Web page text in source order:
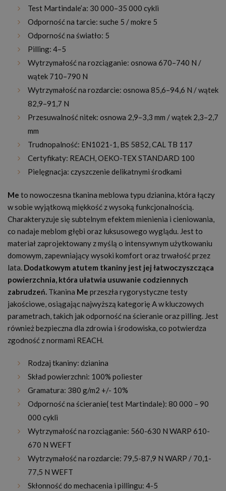
Test Martindale’a: 30 000–35 000 cykli
Odporność na tarcie: suche 5 / mokre 5
Odporność na światło: 5
Pilling: 4–5
Wytrzymałość na rozciąganie: osnowa 670–740 N /
wątek 710–790 N
Wytrzymałość na rozdarcie: osnowa 85,6–94,6 N / wątek
82,9–91,7 N
Przesuwalność nitek: osnowa 2,9–3,3 mm / wątek 2,3–2,7
mm
Trudnopalność: EN1021-1, BS 5852, CAL TB 117
Certyfikaty: REACH, OEKO-TEX STANDARD 100
Pielęgnacja: czyszczenie delikatnymi środkami
Me to nowoczesna tkanina meblowa typu dzianina, która łączy
w sobie wyjątkową miękkość z wysoką funkcjonalnością.
Charakteryzuje się subtelnym efektem mienienia i cieniowania,
co nadaje meblom głębi oraz luksusowego wyglądu. Jest to
materiał zaprojektowany z myślą o intensywnym użytkowaniu
domowym, zapewniający wysoki komfort oraz trwałość przez
lata. Dodatkowym atutem tkaniny jest jej łatwoczyszcząca
powierzchnia, która ułatwia usuwanie codziennych
zabrudzeń. Tkanina Me przeszła rygorystyczne testy
jakościowe, osiągając najwyższą kategorię A w kluczowych
parametrach, takich jak odporność na ścieranie oraz pilling. Jest
również bezpieczna dla zdrowia i środowiska, co potwierdza
zgodność z normami REACH.
Rodzaj tkaniny: dzianina
Skład powierzchni: 100% poliester
Gramatura: 380 g/m2 +/- 10%
Odporność na ścieranie( test Martindale): 80 000 – 90
000 cykli
Wytrzymałość na rozciąganie: 560-630 N WARP 610-
670 N WEFT
Wytrzymałość na rozdarcie: 79,5-87,9 N WARP / 70,1-
77,5 N WEFT
Skłonność do mechacenia i pillingu: 4-5